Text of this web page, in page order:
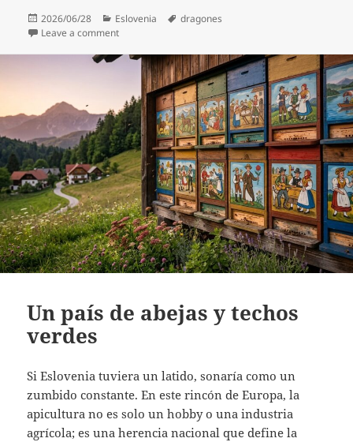
Posted
on
2026/06/28 Categories
Eslovenia Tags
dragones
Leave a commenton Liubliana: Crónicas de una ciudad bajo el ala del
Un país de abejas y techos
verdes
Si Eslovenia tuviera un latido, sonaría como un
zumbido constante. En este rincón de Europa, la
apicultura no es solo un hobby o una industria
agrícola; es una herencia nacional que define la